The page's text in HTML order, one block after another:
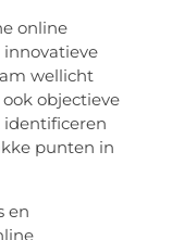
online
wellicht
objectieve
identificeren
punten in
en